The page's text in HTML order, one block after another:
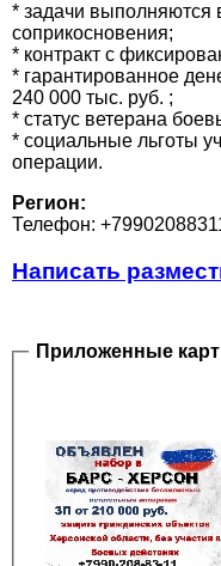
* задачи выполняются
соприкосновения;
* контракт с
* гарантированное
240 000 тыс. руб. ;
* статус ветерана
* социальные льготы
операции.
Регион:
Телефон:
Написать
Приложенные